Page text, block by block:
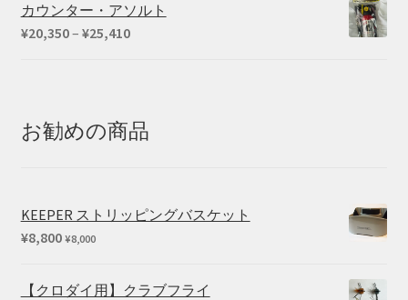
カウンター・アソルト
¥20,350– ¥25,410価
–
¥25,410
お勧めの商品
KEEPER ストリッピングバスケット
¥8,800 ¥8,000
【クロダイ用】クラブフライ